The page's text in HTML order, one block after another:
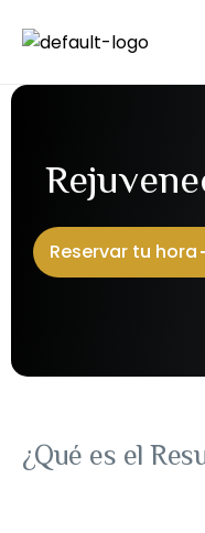
Rejuvene
Reservar tu hora
¿Qué es el